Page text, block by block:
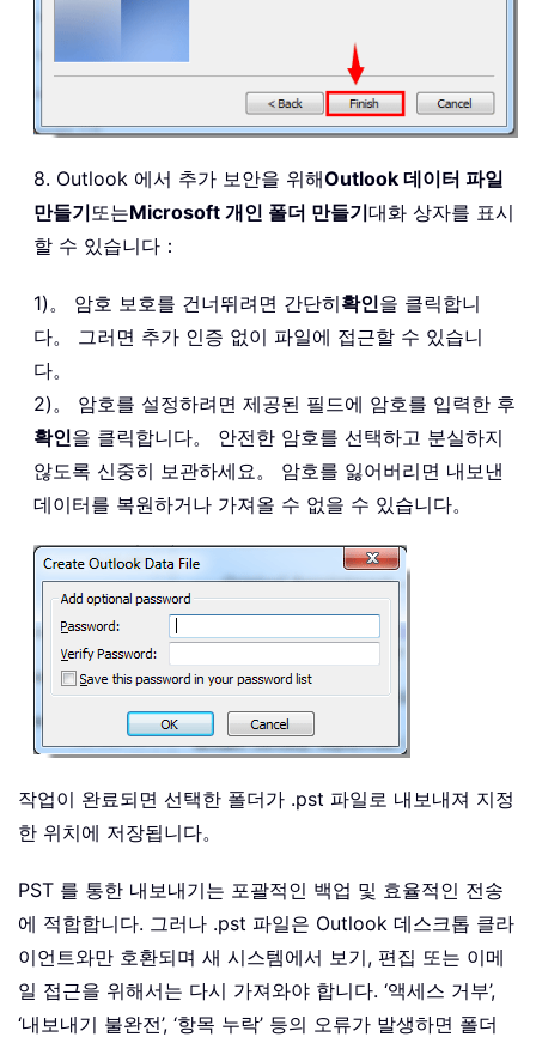
8. Outlook 에서 추가 보안을 위해Outlook 데이터 파일
만들기또는Microsoft 개인 폴더 만들기대화 상자를 표시
할 수 있습니다：
1)。 암호 보호를 건너뛰려면 간단히확인을 클릭합니
다。 그러면 추가 인증 없이 파일에 접근할 수 있습니
다。
2)。 암호를 설정하려면 제공된 필드에 암호를 입력한 후
확인을 클릭합니다。 안전한 암호를 선택하고 분실하지
않도록 신중히 보관하세요。 암호를 잃어버리면 내보낸
데이터를 복원하거나 가져올 수 없을 수 있습니다。
작업이 완료되면 선택한 폴더가 .pst 파일로 내보내져 지정
한 위치에 저장됩니다。
PST 를 통한 내보내기는 포괄적인 백업 및 효율적인 전송
에 적합합니다. 그러나 .pst 파일은 Outlook 데스크톱 클라
이언트와만 호환되며 새 시스템에서 보기, 편집 또는 이메
일 접근을 위해서는 다시 가져와야 합니다. ‘액세스 거부’,
‘내보내기 불완전’, ‘항목 누락’ 등의 오류가 발생하면 폴더